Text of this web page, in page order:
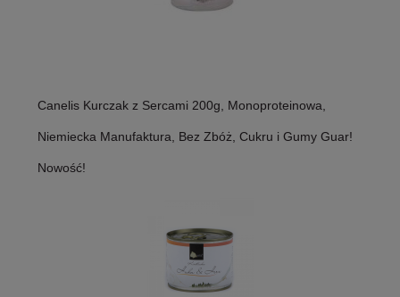
Canelis Kurczak z Sercami 200g, Monoproteinowa,
Niemiecka Manufaktura, Bez Zbóż, Cukru i Gumy Guar!
Nowość!